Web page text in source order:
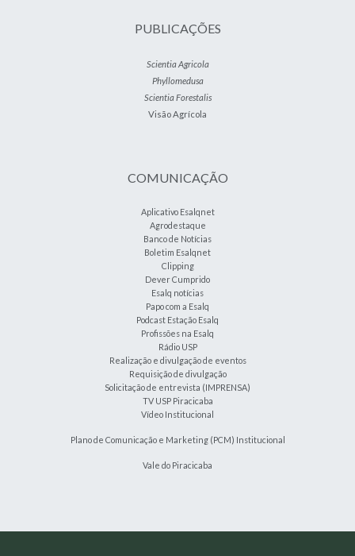
PUBLICAÇÕES
Scientia Agricola
Phyllomedusa
Scientia Forestalis
Visão Agrícola
COMUNICAÇÃO
Aplicativo Esalqnet
Agrodestaque
Banco de Notícias
Boletim Esalqnet
Clipping
Dever Cumprido
Esalq notícias
Papo com a Esalq
Podcast Estação Esalq
Profissões na Esalq
Rádio USP
Realização e divulgação de eventos
Requisição de divulgação
Solicitação de entrevista (IMPRENSA)
TV USP Piracicaba
Vídeo Institucional
Plano de Comunicação e Marketing (PCM) Institucional
Vale do Piracicaba